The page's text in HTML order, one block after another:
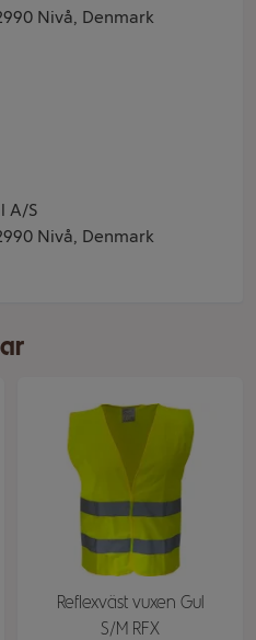
Nivå, Denmark
A/S
Nivå, Denmark
Reflexväst vuxen Gul
S/M RFX